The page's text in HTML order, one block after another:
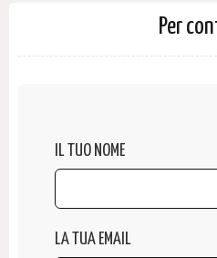
Per
IL TUO NOME
LA TUA EMAIL